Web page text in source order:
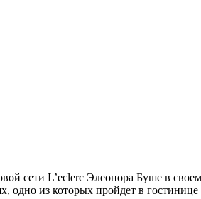
сети L’eclerc Элеонора Буше в
одно из которых пройдет в